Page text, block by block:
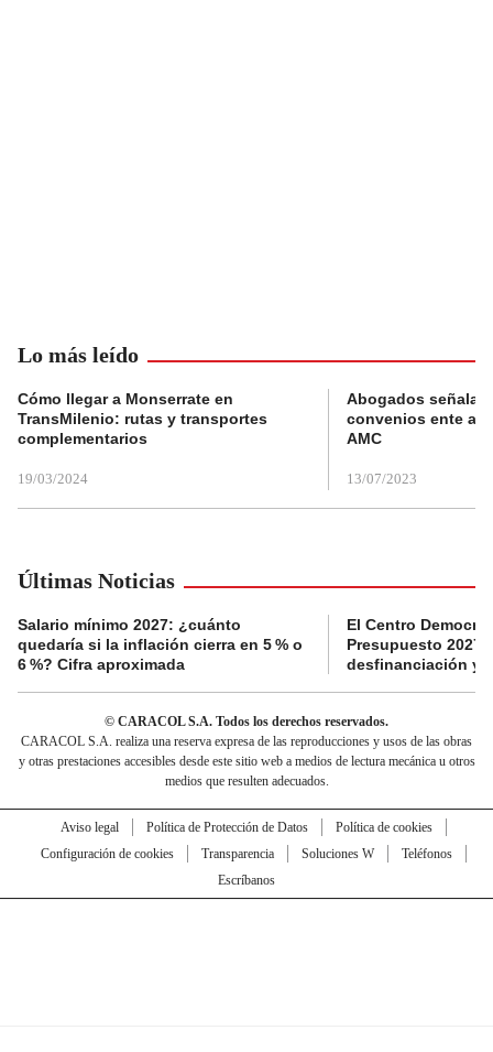
Lo más leído
Cómo llegar a Monserrate en
TransMilenio: rutas y transportes
complementarios
19/03/2024
Abogados
convenios ente
AMC
13/07/2023
Últimas Noticias
Salario mínimo 2027: ¿cuánto
quedaría si la inflación cierra en 5 % o
6 %? Cifra aproximada
El Centro
Presupuesto 2027
desfinanciación y
© CARACOL S.A. Todos los derechos reservados.
CARACOL S.A. realiza una reserva expresa de las reproducciones y usos de las obras
y otras prestaciones accesibles desde este sitio web a medios de lectura mecánica u otros
medios que resulten adecuados.
Aviso legal Política de Protección de Datos
Política de cookies
Configuración de cookies
Transparencia Soluciones W
Teléfonos
Escríbanos